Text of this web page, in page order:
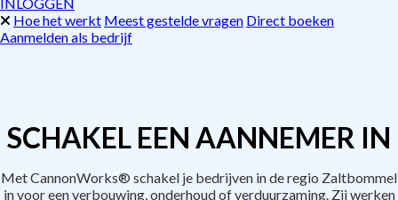
Hoe het werkt Meest gestelde vragen Direct boeken
Aanmelden als bedrijf
SCHAKEL EEN AANNEMER IN
Met CannonWorks® schakel je bedrijven in de regio Zaltbommel
in voor een verbouwing, onderhoud of verduurzaming. Zij werken